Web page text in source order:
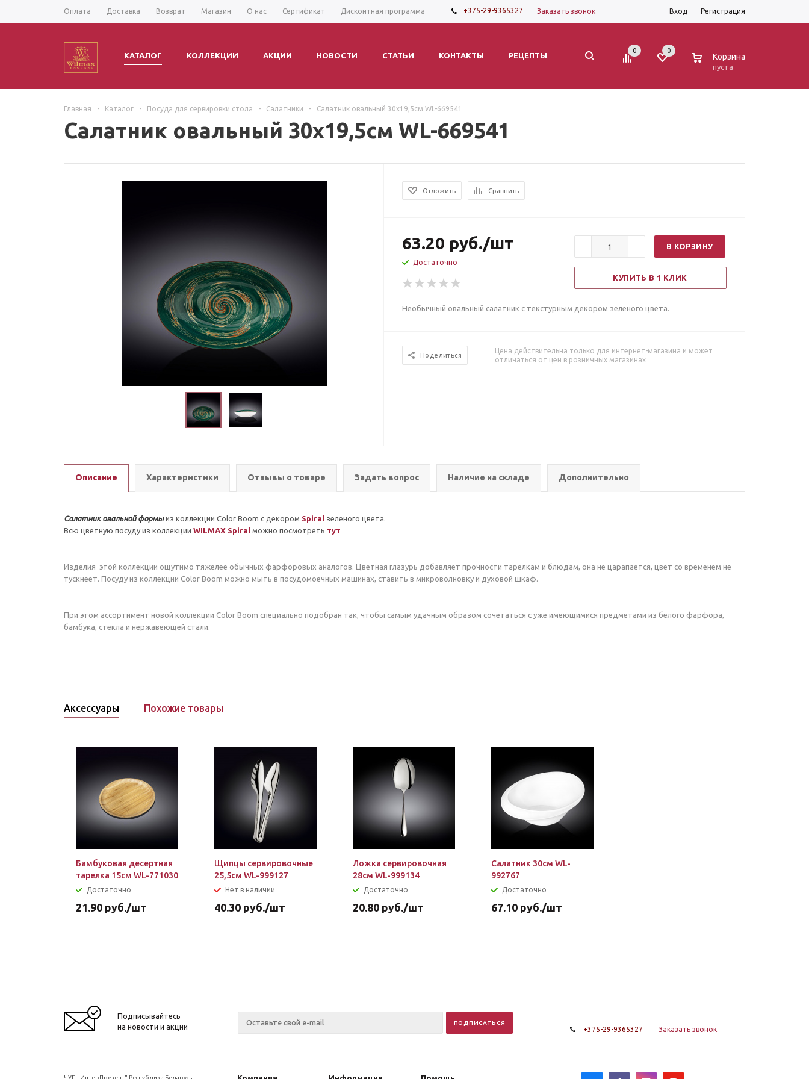
Оплата Доставка Возврат Магазин О нас Сертификат Дисконтная программа +375-29-9365327 Заказать звонок Вход Регистрация
КАТАЛОГ КОЛЛЕКЦИИ АКЦИИ НОВОСТИ СТАТЬИ КОНТАКТЫ РЕЦЕПТЫ
0 0
Корзина
пуста
Главная - Каталог - Посуда для сервировки стола - Салатники - Салатник овальный 30х19,5см WL-669541
Салатник овальный 30х19,5см WL-669541
Отложить Сравнить
63.20 руб./шт
Достаточно
В КОРЗИНУ
КУПИТЬ В 1 КЛИК
Необычный овальный салатник с текстурным декором зеленого цвета.
Поделиться
Цена действительна только для интернет-магазина и может
отличаться от цен в розничных магазинах
Описание Характеристики Отзывы о товаре Задать вопрос Наличие на складе Дополнительно
Салатник овальной формыиз коллекции Color Boom с декором Spiral зеленого цвета.
Всю цветную посуду из коллекции WILMAX Spiral можно посмотреть тут
Изделия этой коллекции ощутимо тяжелее обычных фарфоровых аналогов. Цветная глазурь добавляет прочности тарелкам и блюдам, она не царапается, цвет со временем не
тускнеет. Посуду из коллекции Color Boom можно мыть в посудомоечных машинах, ставить в микроволновку и духовой шкаф.
При этом ассортимент новой коллекции Color Boom специально подобран так, чтобы самым удачным образом сочетаться с уже имеющимися предметами из белого фарфора,
бамбука, стекла и нержавеющей стали.
Аксессуары Похожие товары
Бамбуковая десертная
тарелка 15см WL-771030
Достаточно
21.90 руб./шт
Щипцы сервировочные
25,5см WL-999127
Нет в наличии
40.30 руб./шт
Ложка сервировочная
28см WL-999134
Достаточно
20.80 руб./шт
Салатник 30см WL-
992767
Достаточно
67.10 руб./шт
Подписывайтесь
на новости и акции
+375-29-9365327 Заказать звонок
ЧУП "ИнтерПрезент" Республика Беларусь